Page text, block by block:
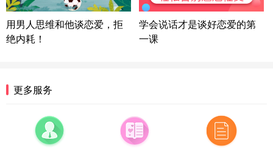
浙江-宁波 150****8921
28分钟前
微信用户 逆光下的微笑 通过此页面咨询，已获得专
属情感方案
湖南-长沙 187****3359
山东-青岛 138****9975
7分钟前
微信用户 小任性 通过此页面咨询，已获得专属情感
用男人思维和他谈恋爱，拒
绝内耗！
学会说话才是谈好恋爱的第
一课
更多服务